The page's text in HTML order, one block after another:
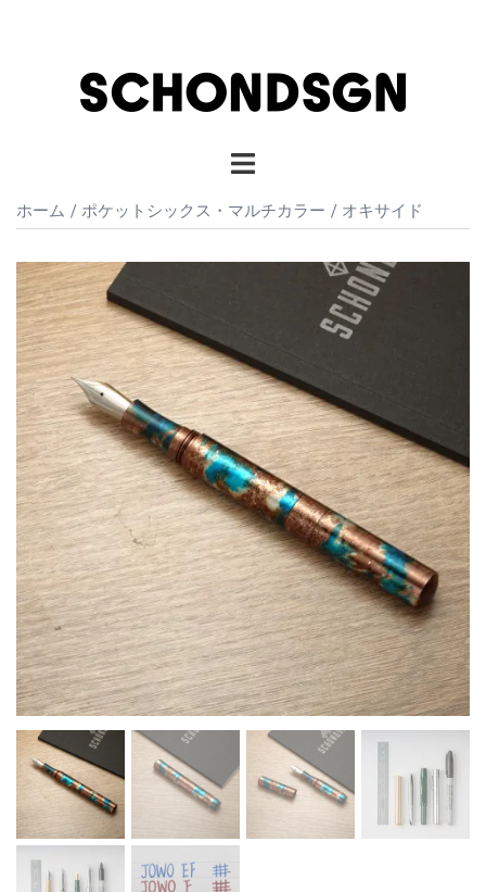
ト
ル
メ
ニ
ホーム / ポケットシックス・マルチカラー / オキサイド